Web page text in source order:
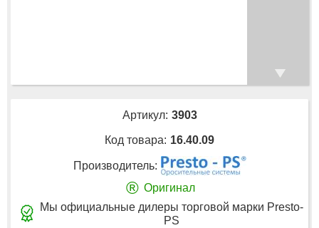
Артикул: 3903
Код товара: 16.40.09
Производитель:
® Оригинал
Мы официальные дилеры торговой марки Presto-
PS